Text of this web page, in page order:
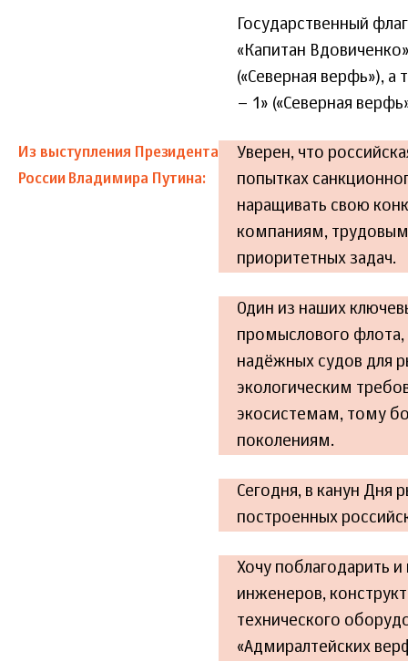
Государственный
«Капитан
(«Северная верфь»),
– 1» («Северная
Из выступления Президента
России Владимира Путина:
Уверен, что
попытках
наращивать свою
компаниям,
приоритетных задач.
Один из наших
промыслового
надёжных судов для
экологическим
экосистемам, тому
поколениям.
Сегодня, в канун Дня
построенных
Хочу поблагодарить и
инженеров,
технического
«Адмиралтейских